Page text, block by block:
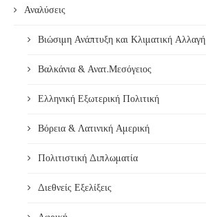
Αναλύσεις
Βιώσιμη Ανάπτυξη και Κλιματική Αλλαγή
Βαλκάνια & Ανατ.Μεσόγειος
Ελληνική Εξωτερική Πολιτική
Βόρεια & Λατινική Αμερική
Πολιτιστική Διπλωματία
Διεθνείς Εξελίξεις